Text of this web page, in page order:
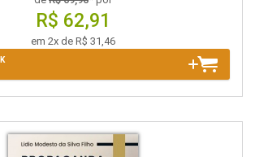
R$ 62,91
em 2x de R$ 31,46